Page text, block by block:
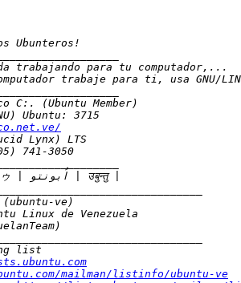
mailman/listinfo/ubuntu-ve